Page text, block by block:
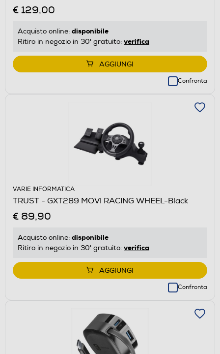
€ 129,00
Acquisto online: disponibile
Ritiro in negozio in 30' gratuito: verifica
AGGIUNGI
Confronta
VARIE INFORMATICA
TRUST - GXT289 MOVI RACING WHEEL-Black
€ 89,90
Acquisto online: disponibile
Ritiro in negozio in 30' gratuito: verifica
AGGIUNGI
Confronta